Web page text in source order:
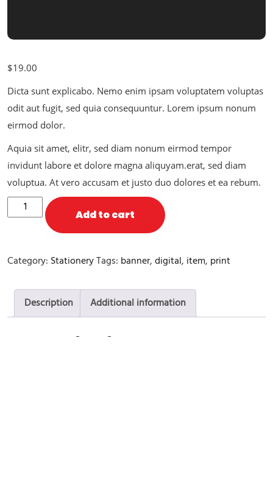
$19.00
Dicta sunt explicabo. Nemo enim ipsam voluptatem voluptas
odit aut fugit, sed quia consequuntur. Lorem ipsum nonum
eirmod dolor.
Aquia sit amet, elitr, sed diam nonum eirmod tempor
invidunt labore et dolore magna aliquyam.erat, sed diam
voluptua. At vero accusam et justo duo dolores et ea rebum.
Add to cart
Category: StationeryTags: banner,digital, item, print
Description Additional information
Description